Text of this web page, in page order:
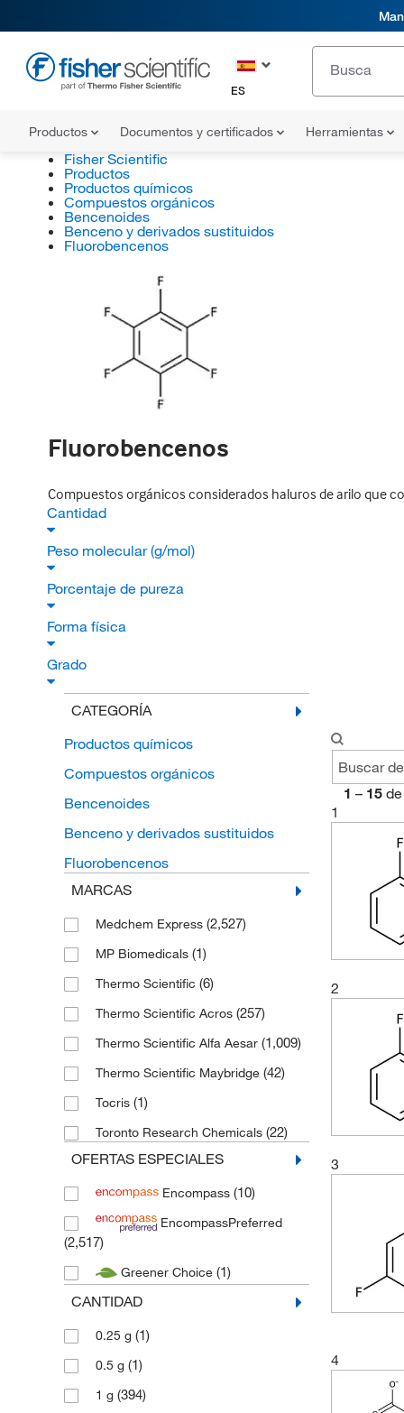
ES
Productos Documentos y certificados Herramientas
Fisher Scientific
Productos
Productos químicos
Compuestos orgánicos
Bencenoides
Benceno y derivados sustituidos
Fluorobencenos
Fluorobencenos
Compuestos orgánicos considerados haluros de arilo que
Cantidad
Peso molecular (g/mol)
Porcentaje de pureza
Forma física
Grado
CATEGORÍA
Productos químicos
Compuestos orgánicos
Bencenoides
Benceno y derivados sustituidos
Fluorobencenos
MARCAS
Medchem Express (2,527)
MP Biomedicals (1)
Thermo Scientific (6)
Thermo Scientific Acros (257)
Thermo Scientific Alfa Aesar (1,009)
Thermo Scientific Maybridge (42)
Tocris (1)
Toronto Research Chemicals (22)
OFERTAS ESPECIALES
Encompass (10)
EncompassPreferred
(2,517)
Greener Choice (1)
CANTIDAD
0.25 g (1)
0.5 g (1)
1 g (394)
1 – 15 de
1
2
3
4